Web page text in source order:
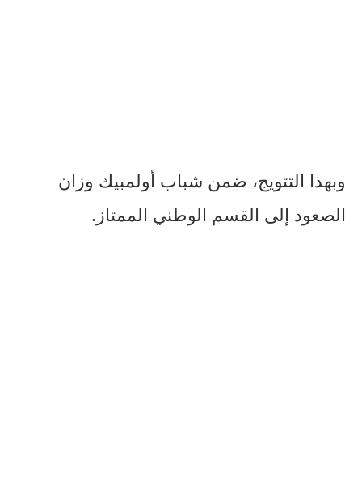
وبهذا التتويج، ضمن شباب أولمبيك وزان
الصعود إلى القسم الوطني الممتاز.